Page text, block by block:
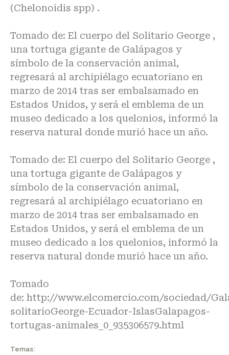
(Chelonoidis spp) .
Tomado de: El cuerpo del Solitario George ,
una tortuga gigante de Galápagos y
símbolo de la conservación animal,
regresará al archipiélago ecuatoriano en
marzo de 2014 tras ser embalsamado en
Estados Unidos, y será el emblema de un
museo dedicado a los quelonios, informó la
reserva natural donde murió hace un año.
Tomado de: El cuerpo del Solitario George ,
una tortuga gigante de Galápagos y
símbolo de la conservación animal,
regresará al archipiélago ecuatoriano en
marzo de 2014 tras ser embalsamado en
Estados Unidos, y será el emblema de un
museo dedicado a los quelonios, informó la
reserva natural donde murió hace un año.
Tomado
de: http://www.elcomercio.com/sociedad/
solitarioGeorge-Ecuador-IslasGalapagos-
tortugas-animales_0_935306579.html
Temas: